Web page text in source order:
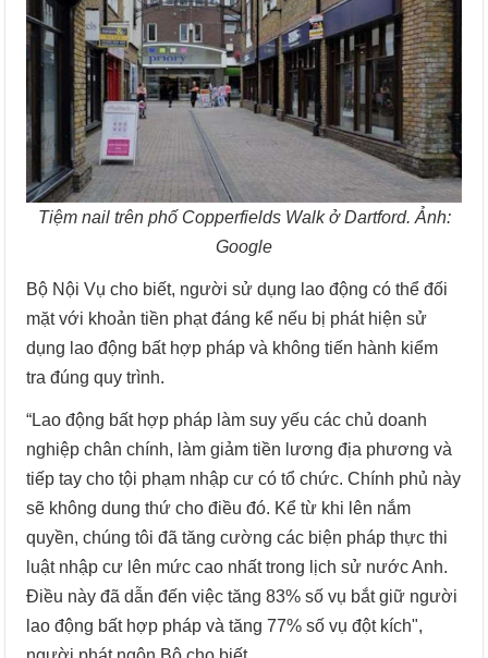
Tiệm nail trên phố Copperfields Walk ở Dartford. Ảnh:
Google
Bộ Nội Vụ cho biết, người sử dụng lao động có thể đối
mặt với khoản tiền phạt đáng kể nếu bị phát hiện sử
dụng lao động bất hợp pháp và không tiến hành kiểm
tra đúng quy trình.
“Lao động bất hợp pháp làm suy yếu các chủ doanh
nghiệp chân chính, làm giảm tiền lương địa phương và
tiếp tay cho tội phạm nhập cư có tổ chức. Chính phủ này
sẽ không dung thứ cho điều đó. Kể từ khi lên nắm
quyền, chúng tôi đã tăng cường các biện pháp thực thi
luật nhập cư lên mức cao nhất trong lịch sử nước Anh.
Điều này đã dẫn đến việc tăng 83% số vụ bắt giữ người
lao động bất hợp pháp và tăng 77% số vụ đột kích",